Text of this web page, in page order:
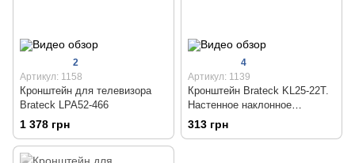
2
Артикул: 1158
Кронштейн для телевизора
Brateck LPA52-466
1 378 грн
4
Артикул: 1139
Кронштейн Brateck KL25-22T.
Настенное наклонное
крепление для телевизора 23
- 42 дюймів
313 грн